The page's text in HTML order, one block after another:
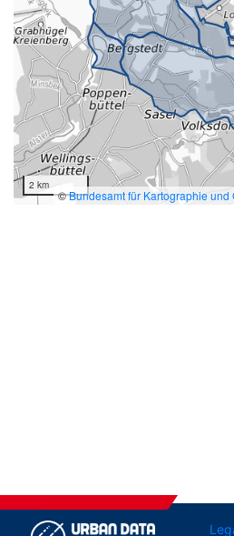
2 km
©Bundesamt für Kartographie und